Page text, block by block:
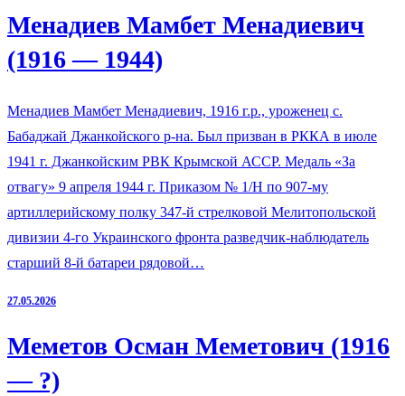
Менадиев Мамбет Менадиевич
(1916 — 1944)
Менадиев Мамбет Менадиевич, 1916 г.р., уроженец с.
Бабаджай Джанкойского р-на. Был призван в РККА в июле
1941 г. Джанкойским РВК Крымской АССР. Медаль «За
отвагу» 9 апреля 1944 г. Приказом № 1/Н по 907-му
артиллерийскому полку 347-й стрелковой Мелитопольской
дивизии 4-го Украинского фронта разведчик-наблюдатель
старший 8-й батареи рядовой…
27.05.2026
Меметов Осман Меметович (1916
— ?)